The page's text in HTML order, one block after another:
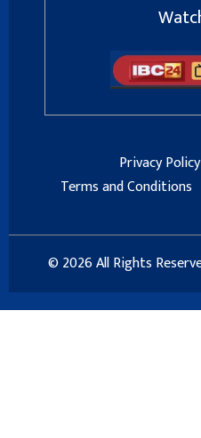
Privacy Policy
Terms and Conditions
© 2026 All Rights